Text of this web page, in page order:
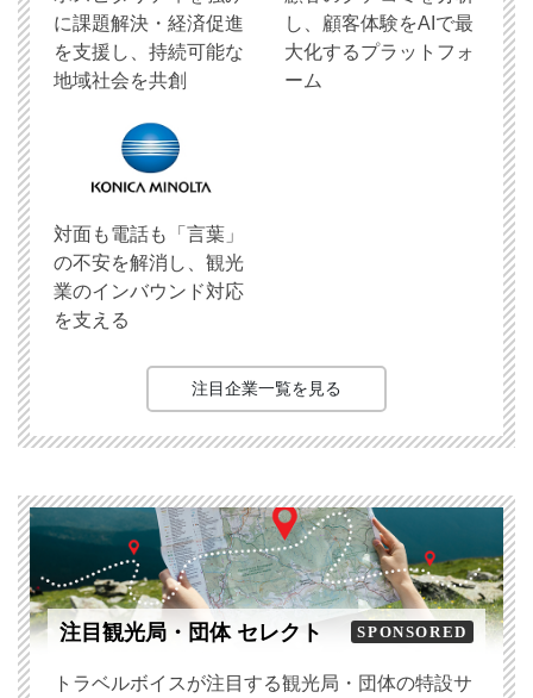
に課題解決・経済促進
を支援し、持続可能な
地域社会を共創
し、顧客体験をAIで最
大化するプラットフォ
ーム
対面も電話も「言葉」
の不安を解消し、観光
業のインバウンド対応
を支える
注目企業一覧を見る
注目観光局・団体 セレクト SPONSORED
トラベルボイスが注目する観光局・団体の特設サ